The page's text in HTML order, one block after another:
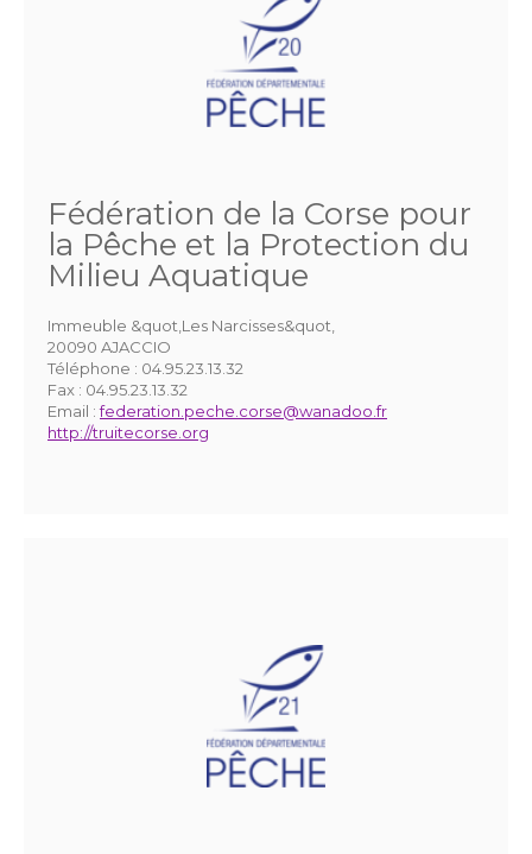
Fédération de la Corse pour
la Pêche et la Protection du
Milieu Aquatique
Immeuble &quot,Les Narcisses&quot,
20090 AJACCIO
Téléphone : 04.95.23.13.32
Fax : 04.95.23.13.32
Email :federation.peche.corse@wanadoo.fr
http://truitecorse.org